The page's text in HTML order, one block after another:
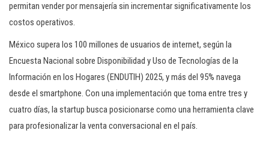
permitan vender por mensajería sin incrementar significativamente los
costos operativos.
México supera los 100 millones de usuarios de internet, según la
Encuesta Nacional sobre Disponibilidad y Uso de Tecnologías de la
Información en los Hogares (ENDUTIH) 2025, y más del 95% navega
desde el smartphone. Con una implementación que toma entre tres y
cuatro días, la startup busca posicionarse como una herramienta clave
para profesionalizar la venta conversacional en el país.